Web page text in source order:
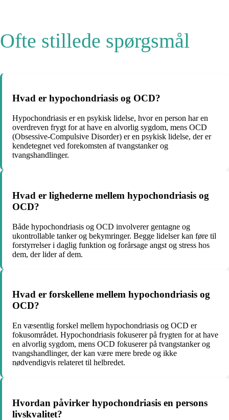
Ofte stillede spørgsmål
Hvad er hypochondriasis og OCD?
Hypochondriasis er en psykisk lidelse, hvor en person har en
overdreven frygt for at have en alvorlig sygdom, mens OCD
(Obsessive-Compulsive Disorder) er en psykisk lidelse, der er
kendetegnet ved forekomsten af ​​tvangstanker og
tvangshandlinger.
Hvad er lighederne mellem hypochondriasis og
OCD?
Både hypochondriasis og OCD involverer gentagne og
ukontrollable tanker og bekymringer. Begge lidelser kan føre til
forstyrrelser i daglig funktion og forårsage angst og stress hos
dem, der lider af dem.
Hvad er forskellene mellem hypochondriasis og
OCD?
En væsentlig forskel mellem hypochondriasis og OCD er
fokusområdet. Hypochondriasis fokuserer på frygten for at have
en alvorlig sygdom, mens OCD fokuserer på tvangstanker og
tvangshandlinger, der kan være mere brede og ikke
nødvendigvis relateret til helbredet.
Hvordan påvirker hypochondriasis en persons
livskvalitet?